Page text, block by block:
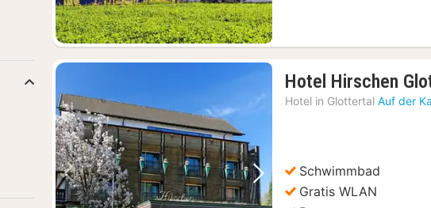
Vorheriges Bild Nächstes Bild
Hotel Hirschen
Hotel in Glottertal Auf der
Schwimmbad
Gratis WLAN